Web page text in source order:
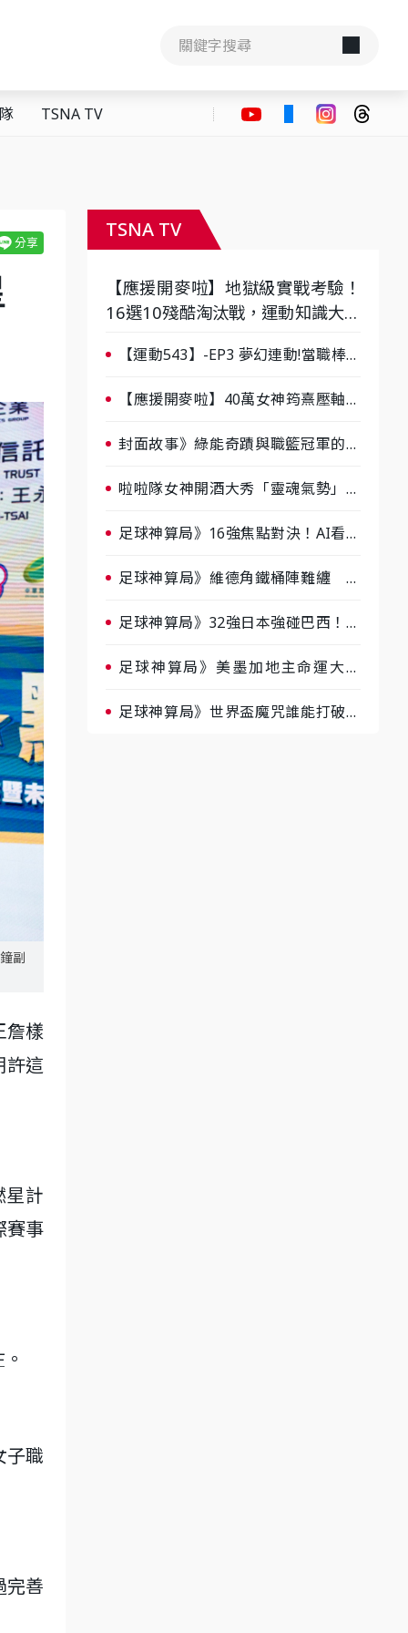
TSNA TV
副
詹樣
許這
星計
賽事
子職
完善
TSNA TV
【應援開麥啦】地獄級實戰考驗！
16選10殘酷淘汰戰，運動知識大會
【運動543】-EP3 夢幻連動!當職棒傳
【應援開麥啦】40萬女神筠熹壓軸！
比一個會-ep2
封面故事》綠能奇蹟與職籃冠軍的背
事》大談「心酸創業學」
啦啦隊女神開酒大秀「靈魂氣勢」！
大過招
足球神算局》16強焦點對決！AI看好
足球神算局》維德角鐵桶陣難纏 阿
足球神算局》32強日本強碰巴西！AI
爆冷
足球神算局》美墨加地主命運大解
足球神算局》世界盃魔咒誰能打破？